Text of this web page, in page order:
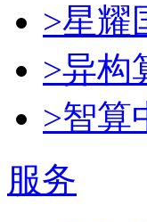
>星耀
>异构
>智算
服务